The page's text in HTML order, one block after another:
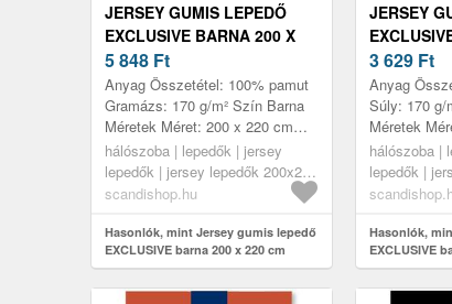
JERSEY GUMIS LEPEDŐ
EXCLUSIVE BARNA 200 X
220 CM
5 848 Ft
Anyag Összetétel: 100% pamut
Gramázs: 170 g/m² Szín Barna
Méretek Méret: 200 x 220 cm
Jellemzők Puha és tartós anyag
hosszú élettartammal Magas
rug...
hálószoba | lepedők | jersey
lepedők | jersey lepedők 200x220
cm
scandishop.hu
Hasonlók, mint Jersey gumis lepedő
EXCLUSIVE barna 200 x 220 cm
JERSEY
CM
3 629 Ft
Anyag
Súly: 170 g/
Méretek
Jellemzők
hosszú
rugalma...
hálószoba |
lepedők |
cm
Hasonlók,
EXCLUSIVE